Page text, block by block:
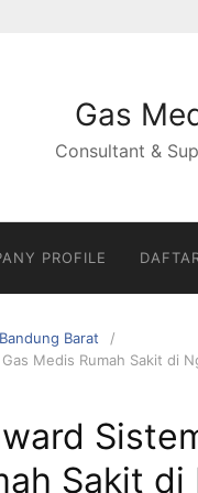
Gas
Consultant &
PROFILE
Bandung Barat
Medis Rumah Sakit di
Sakit